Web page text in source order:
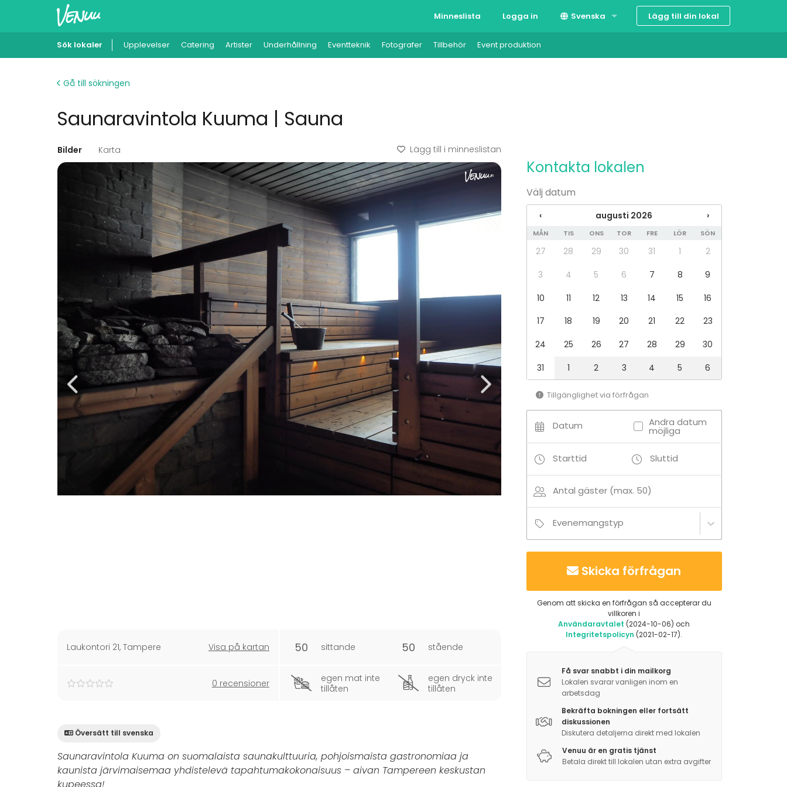
Minneslista Logga in Svenska Lägg till din lokal
Sök lokaler Upplevelser Catering Artister Underhållning Eventteknik Fotografer Tillbehör Event produktion
Gå till sökningen
Saunaravintola Kuuma | Sauna
Bilder Karta Lägg till i minneslistan
Laukontori 21, Tampere Visa på kartan
0 recensioner
50 sittande 50 stående
egen mat inte
tillåten
egen dryck inte
tillåten
Översätt till svenska
Saunaravintola Kuuma on suomalaista saunakulttuuria, pohjoismaista gastronomiaa ja
kaunista järvimaisemaa yhdistelevä tapahtumakokonaisuus – aivan Tampereen keskustan
Kontakta lokalen
Välj datum
‹ augusti 2026 ›
MÅN TIS ONS TOR FRE LÖR SÖN
27 28 29 30 31 1
2
3
4 5 6 7 8
9
10
11 12 13 14 15
16
17
18 19 20 21 22
23
24
25 26 27 28 29
30
31
1 2 3 4 5 6
Tillgänglighet via förfrågan
Datum Andra datum
möjliga
Starttid Sluttid
Antal gäster (max. 50)
Evenemangstyp
Skicka förfrågan
Genom att skicka en förfrågan så accepterar du
villkoren i
Användaravtalet (2024-10-06) och
Integritetspolicyn (2021-02-17).
Få svar snabbt i din mailkorg
Lokalen svarar vanligen inom en
arbetsdag
Bekräfta bokningen eller fortsätt
diskussionen
Diskutera detaljerna direkt med lokalen
Venuu är en gratis tjänst
Betala direkt till lokalen utan extra avgifter